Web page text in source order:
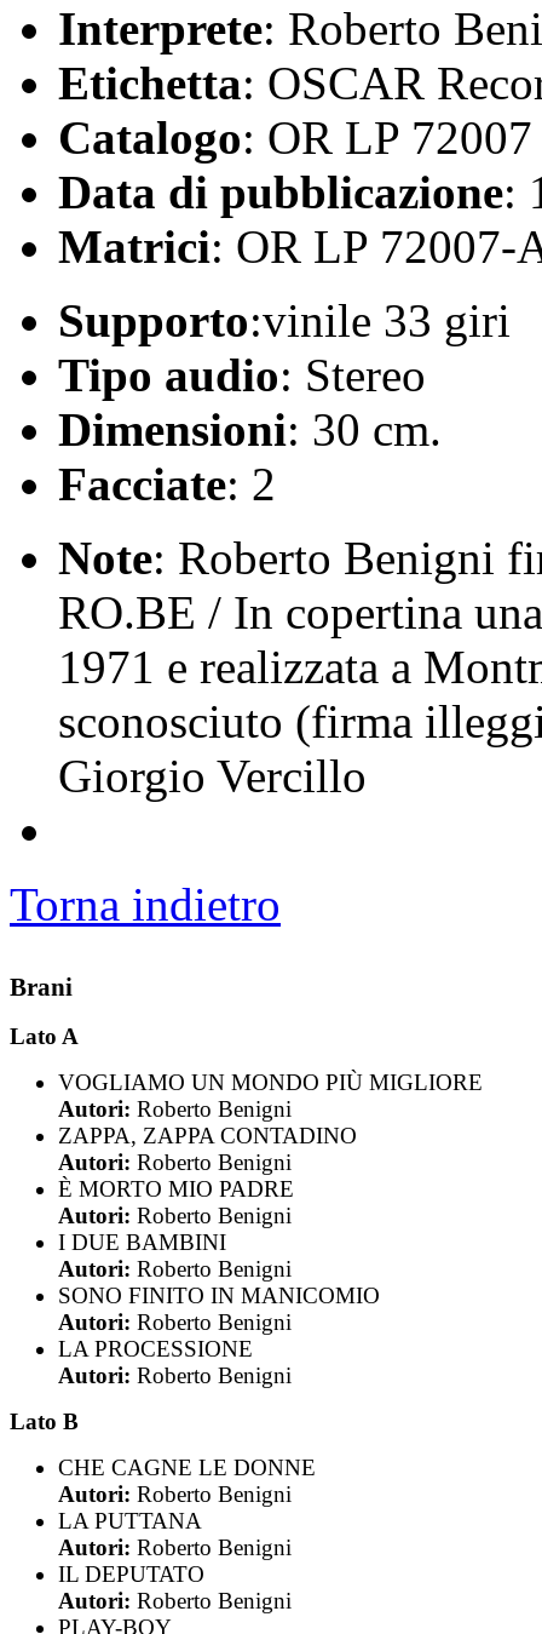
Interprete: Roberto
Etichetta: OSCAR
Catalogo: OR LP 72007
Data di pubblicazione:
Matrici: OR LP 72007-
Supporto:vinile 33 giri
Tipo audio: Stereo
Dimensioni: 30 cm.
Facciate: 2
Note: Roberto Benigni
RO.BE / In copertina
1971 e realizzata a
sconosciuto (firma
Giorgio Vercillo
Torna indietro
Brani
Lato A
VOGLIAMO UN MONDO PIÙ MIGLIORE
Autori: Roberto Benigni
ZAPPA, ZAPPA CONTADINO
Autori: Roberto Benigni
È MORTO MIO PADRE
Autori: Roberto Benigni
I DUE BAMBINI
Autori: Roberto Benigni
SONO FINITO IN MANICOMIO
Autori: Roberto Benigni
LA PROCESSIONE
Autori: Roberto Benigni
Lato B
CHE CAGNE LE DONNE
Autori: Roberto Benigni
LA PUTTANA
Autori: Roberto Benigni
IL DEPUTATO
Autori: Roberto Benigni
PLAY-BOY